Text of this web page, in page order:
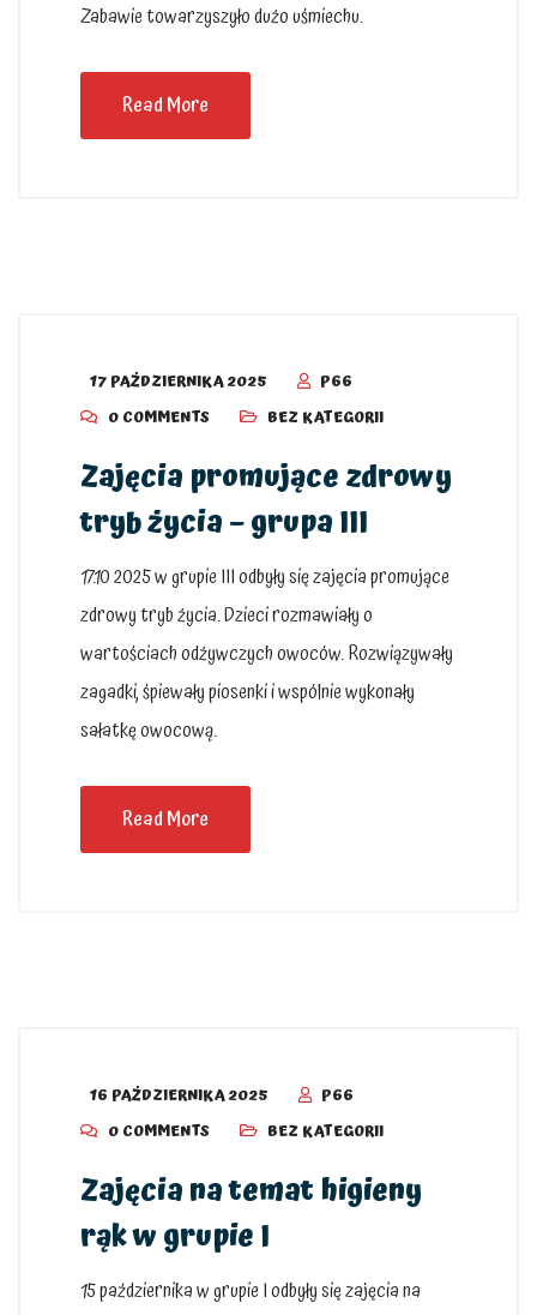
Zabawie towarzyszyło dużo uśmiechu.
Read More
17 PAŹDZIERNIKA 2025
P66
0 COMMENTS
BEZ KATEGORII
Zajęcia promujące zdrowy
tryb życia – grupa III
17.10 2025 w grupie III odbyły się zajęcia promujące
zdrowy tryb życia. Dzieci rozmawiały o
wartościach odżywczych owoców. Rozwiązywały
zagadki, śpiewały piosenki i wspólnie wykonały
sałatkę owocową.
Read More
16 PAŹDZIERNIKA 2025
P66
0 COMMENTS
BEZ KATEGORII
Zajęcia na temat higieny
rąk w grupie I
15 października w grupie I odbyły się zajęcia na